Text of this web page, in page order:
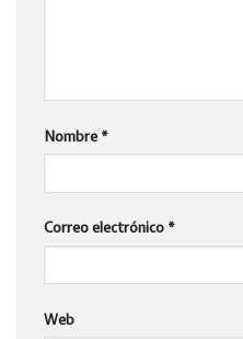
Nombre *
Correo electrónico *
Web